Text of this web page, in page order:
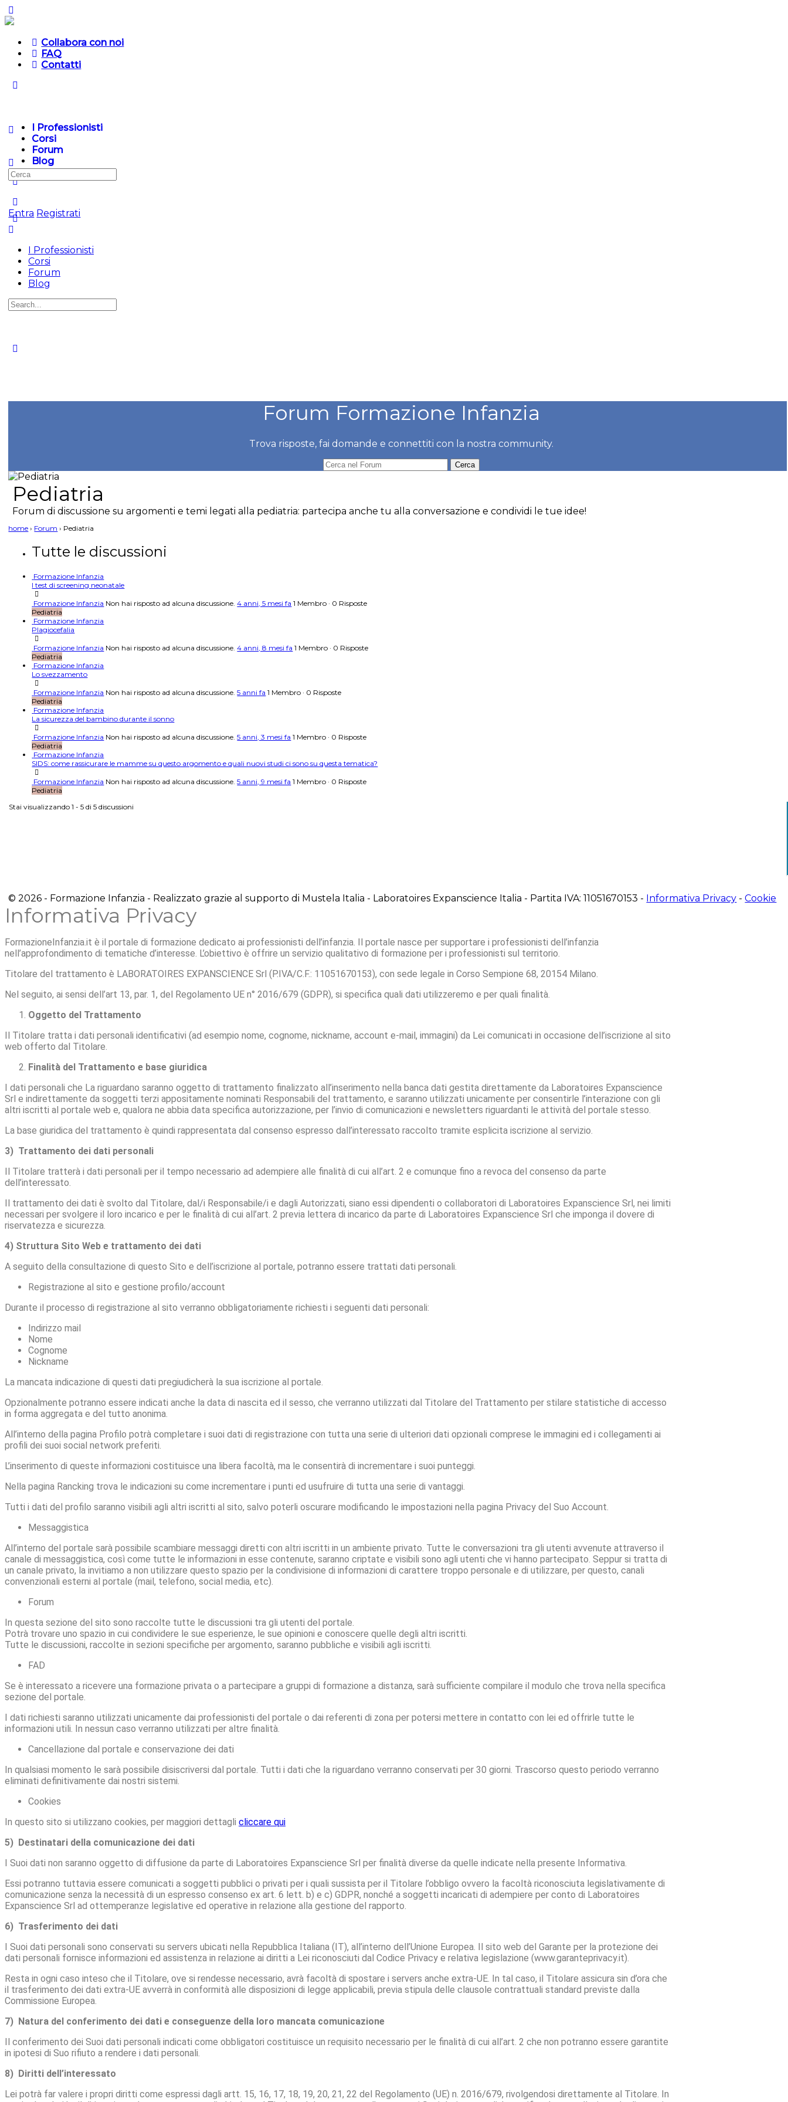
Collabora con noi
FAQ
Contatti
I Professionisti
Corsi
Forum
Blog
Entra Registrati
Cerca
per:
I Professionisti
Corsi
Forum
Blog
Cerca
per:
Forum Formazione Infanzia
Trova risposte, fai domande e connettiti con la nostra community.
Pediatria
Forum di discussione su argomenti e temi legati alla pediatria: partecipa anche tu alla conversazione e condividi le tue idee!
home › Forum › Pediatria
Tutte le discussioni
Formazione Infanzia
I test di screening neonatale
Formazione Infanzia Non hai risposto ad alcuna discussione.4 anni, 5 mesi fa 1 Membro · 0 Risposte
Pediatria
Formazione Infanzia
Plagiocefalia
Formazione Infanzia Non hai risposto ad alcuna discussione.4 anni, 8 mesi fa 1 Membro · 0 Risposte
Pediatria
Formazione Infanzia
Lo svezzamento
Formazione Infanzia Non hai risposto ad alcuna discussione.5 anni fa 1 Membro · 0 Risposte
Pediatria
Formazione Infanzia
La sicurezza del bambino durante il sonno
Formazione Infanzia Non hai risposto ad alcuna discussione.5 anni, 3 mesi fa 1 Membro · 0 Risposte
Pediatria
Formazione Infanzia
SIDS: come rassicurare le mamme su questo argomento e quali nuovi studi ci sono su questa tematica?
Formazione Infanzia Non hai risposto ad alcuna discussione.5 anni, 9 mesi fa 1 Membro · 0 Risposte
Pediatria
Stai visualizzando 1 - 5 di 5 discussioni
© 2026 - Formazione Infanzia - Realizzato grazie al supporto di Mustela Italia - Laboratoires Expanscience Italia - Partita IVA: 11051670153 - Informativa Privacy -Cookie
Informativa Privacy
FormazioneInfanzia.it è il portale di formazione dedicato ai professionisti dell’infanzia. Il portale nasce per supportare i professionisti dell’infanzia
nell’approfondimento di tematiche d’interesse. L’obiettivo è offrire un servizio qualitativo di formazione per i professionisti sul territorio.
Titolare del trattamento è LABORATOIRES EXPANSCIENCE Srl (P.IVA/C.F.: 11051670153), con sede legale in Corso Sempione 68, 20154 Milano.
Nel seguito, ai sensi dell’art 13, par. 1, del Regolamento UE n° 2016/679 (GDPR), si specifica quali dati utilizzeremo e per quali finalità.
Oggetto del Trattamento
Il Titolare tratta i dati personali identificativi (ad esempio nome, cognome, nickname, account e-mail, immagini) da Lei comunicati in occasione dell’iscrizione al sito
web offerto dal Titolare.
Finalità del Trattamento e base giuridica
I dati personali che La riguardano saranno oggetto di trattamento finalizzato all’inserimento nella banca dati gestita direttamente da Laboratoires Expanscience
Srl e indirettamente da soggetti terzi appositamente nominati Responsabili del trattamento, e saranno utilizzati unicamente per consentirle l’interazione con gli
altri iscritti al portale web e, qualora ne abbia data specifica autorizzazione, per l’invio di comunicazioni e newsletters riguardanti le attività del portale stesso.
La base giuridica del trattamento è quindi rappresentata dal consenso espresso dall’interessato raccolto tramite esplicita iscrizione al servizio.
3) Trattamento dei dati personali
Il Titolare tratterà i dati personali per il tempo necessario ad adempiere alle finalità di cui all’art. 2 e comunque fino a revoca del consenso da parte
dell’interessato.
Il trattamento dei dati è svolto dal Titolare, dal/i Responsabile/i e dagli Autorizzati, siano essi dipendenti o collaboratori di Laboratoires Expanscience Srl, nei limiti
necessari per svolgere il loro incarico e per le finalità di cui all’art. 2 previa lettera di incarico da parte di Laboratoires Expanscience Srl che imponga il dovere di
riservatezza e sicurezza.
4) Struttura Sito Web e trattamento dei dati
A seguito della consultazione di questo Sito e dell’iscrizione al portale, potranno essere trattati dati personali.
Registrazione al sito e gestione profilo/account
Durante il processo di registrazione al sito verranno obbligatoriamente richiesti i seguenti dati personali:
Indirizzo mail
Nome
Cognome
Nickname
La mancata indicazione di questi dati pregiudicherà la sua iscrizione al portale.
Opzionalmente potranno essere indicati anche la data di nascita ed il sesso, che verranno utilizzati dal Titolare del Trattamento per stilare statistiche di accesso
in forma aggregata e del tutto anonima.
All’interno della pagina Profilo potrà completare i suoi dati di registrazione con tutta una serie di ulteriori dati opzionali comprese le immagini ed i collegamenti ai
profili dei suoi social network preferiti.
L’inserimento di queste informazioni costituisce una libera facoltà, ma le consentirà di incrementare i suoi punteggi.
Nella pagina Rancking trova le indicazioni su come incrementare i punti ed usufruire di tutta una serie di vantaggi.
Tutti i dati del profilo saranno visibili agli altri iscritti al sito, salvo poterli oscurare modificando le impostazioni nella pagina Privacy del Suo Account.
Messaggistica
All’interno del portale sarà possibile scambiare messaggi diretti con altri iscritti in un ambiente privato. Tutte le conversazioni tra gli utenti avvenute attraverso il
canale di messaggistica, così come tutte le informazioni in esse contenute, saranno criptate e visibili sono agli utenti che vi hanno partecipato. Seppur si tratta di
un canale privato, la invitiamo a non utilizzare questo spazio per la condivisione di informazioni di carattere troppo personale e di utilizzare, per questo, canali
convenzionali esterni al portale (mail, telefono, social media, etc).
Forum
In questa sezione del sito sono raccolte tutte le discussioni tra gli utenti del portale.
Potrà trovare uno spazio in cui condividere le sue esperienze, le sue opinioni e conoscere quelle degli altri iscritti.
Tutte le discussioni, raccolte in sezioni specifiche per argomento, saranno pubbliche e visibili agli iscritti.
FAD
Se è interessato a ricevere una formazione privata o a partecipare a gruppi di formazione a distanza, sarà sufficiente compilare il modulo che trova nella specifica
sezione del portale.
I dati richiesti saranno utilizzati unicamente dai professionisti del portale o dai referenti di zona per potersi mettere in contatto con lei ed offrirle tutte le
informazioni utili. In nessun caso verranno utilizzati per altre finalità.
Cancellazione dal portale e conservazione dei dati
In qualsiasi momento le sarà possibile disiscriversi dal portale. Tutti i dati che la riguardano verranno conservati per 30 giorni. Trascorso questo periodo verranno
eliminati definitivamente dai nostri sistemi.
Cookies
In questo sito si utilizzano cookies, per maggiori dettagli cliccare qui
5) Destinatari della comunicazione dei dati
I Suoi dati non saranno oggetto di diffusione da parte di Laboratoires Expanscience Srl per finalità diverse da quelle indicate nella presente Informativa.
Essi potranno tuttavia essere comunicati a soggetti pubblici o privati per i quali sussista per il Titolare l’obbligo ovvero la facoltà riconosciuta legislativamente di
comunicazione senza la necessità di un espresso consenso ex art. 6 lett. b) e c) GDPR, nonché a soggetti incaricati di adempiere per conto di Laboratoires
Expanscience Srl ad ottemperanze legislative ed operative in relazione alla gestione del rapporto.
6) Trasferimento dei dati
I Suoi dati personali sono conservati su servers ubicati nella Repubblica Italiana (IT), all’interno dell’Unione Europea. Il sito web del Garante per la protezione dei
dati personali fornisce informazioni ed assistenza in relazione ai diritti a Lei riconosciuti dal Codice Privacy e relativa legislazione (www.garanteprivacy.it).
Resta in ogni caso inteso che il Titolare, ove si rendesse necessario, avrà facoltà di spostare i servers anche extra-UE. In tal caso, il Titolare assicura sin d’ora che
il trasferimento dei dati extra-UE avverrà in conformità alle disposizioni di legge applicabili, previa stipula delle clausole contrattuali standard previste dalla
Commissione Europea.
7) Natura del conferimento dei dati e conseguenze della loro mancata comunicazione
Il conferimento dei Suoi dati personali indicati come obbligatori costituisce un requisito necessario per le finalità di cui all’art. 2 che non potranno essere garantite
in ipotesi di Suo rifiuto a rendere i dati personali.
8) Diritti dell’interessato
Lei potrà far valere i propri diritti come espressi dagli artt. 15, 16, 17, 18, 19, 20, 21, 22 del Regolamento (UE) n. 2016/679, rivolgendosi direttamente al Titolare. In